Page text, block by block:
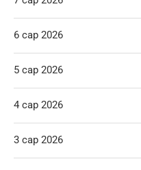
6 сар 2026
5 сар 2026
4 сар 2026
3 сар 2026